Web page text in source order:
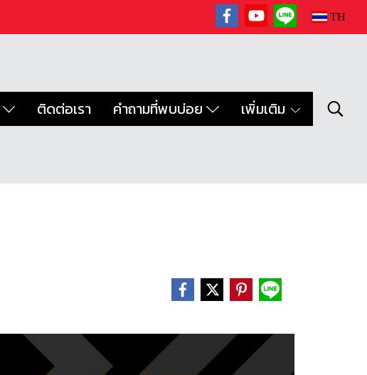
TH
ติดต่อเรา คำถามที่พบบ่อย เพิ่มเติม